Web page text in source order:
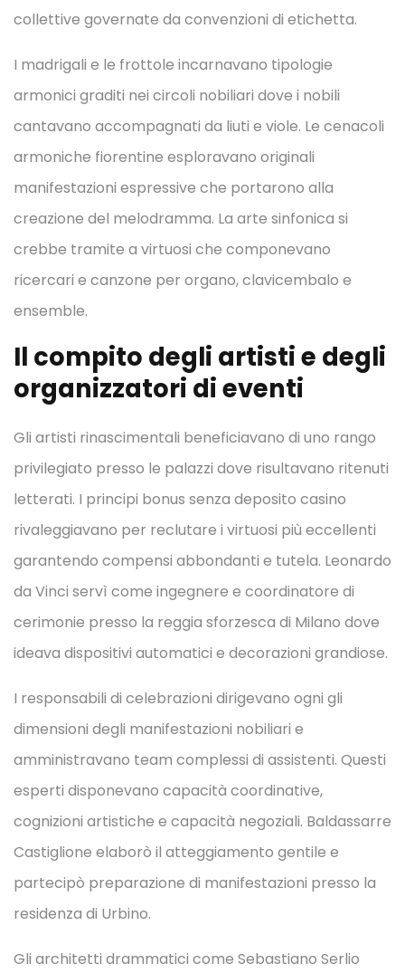
collettive governate da convenzioni di etichetta.
I madrigali e le frottole incarnavano tipologie
armonici graditi nei circoli nobiliari dove i nobili
cantavano accompagnati da liuti e viole. Le cenacoli
armoniche fiorentine esploravano originali
manifestazioni espressive che portarono alla
creazione del melodramma. La arte sinfonica si
crebbe tramite a virtuosi che componevano
ricercari e canzone per organo, clavicembalo e
ensemble.
Il compito degli artisti e degli
organizzatori di eventi
Gli artisti rinascimentali beneficiavano di uno rango
privilegiato presso le palazzi dove risultavano ritenuti
letterati. I principi bonus senza deposito casino
rivaleggiavano per reclutare i virtuosi più eccellenti
garantendo compensi abbondanti e tutela. Leonardo
da Vinci servì come ingegnere e coordinatore di
cerimonie presso la reggia sforzesca di Milano dove
ideava dispositivi automatici e decorazioni grandiose.
I responsabili di celebrazioni dirigevano ogni gli
dimensioni degli manifestazioni nobiliari e
amministravano team complessi di assistenti. Questi
esperti disponevano capacità coordinative,
cognizioni artistiche e capacità negoziali. Baldassarre
Castiglione elaborò il atteggiamento gentile e
partecipò preparazione di manifestazioni presso la
residenza di Urbino.
Gli architetti drammatici come Sebastiano Serlio